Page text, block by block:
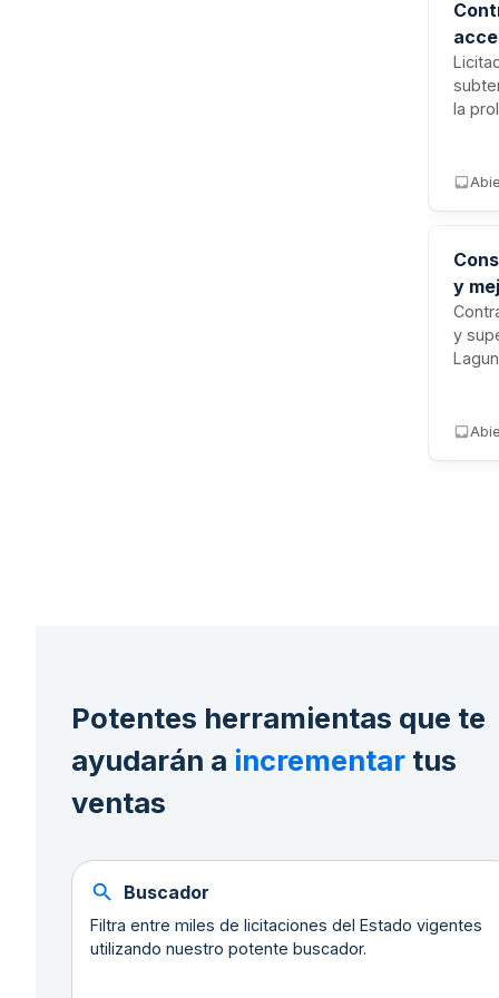
la
y
y
Potentes herramientas que te
ayudarán a incrementar tus
ventas
Buscador
Filtra entre miles de licitaciones del Estado vigentes
utilizando nuestro potente buscador.